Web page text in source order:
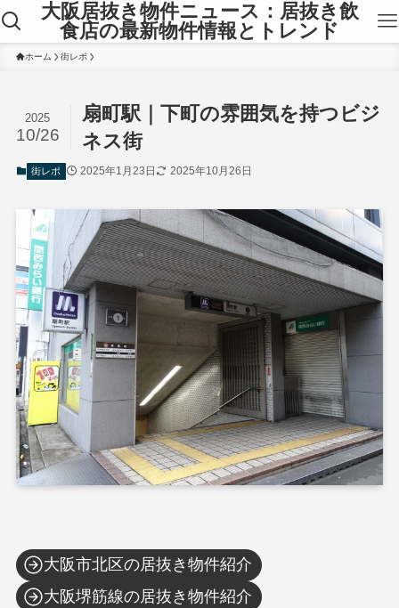
大阪居抜き物件ニュース：居抜き飲
食店の最新物件情報とトレンド
ホーム 街レポ
扇町駅｜下町の雰囲気を持つビジ
ネス街
2025
10/26
街レポ 2025年1月23日 2025年10月26日
大阪市北区の居抜き物件紹介
大阪堺筋線の居抜き物件紹介